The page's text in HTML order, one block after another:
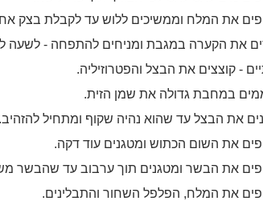
את המלח וממשיכים ללוש עד לקבלת בצק
את הקערה במגבת ומניחים להתפחה - לשעה
- קוצצים את הבצל והפטרוזיליה.
במחבת גדולה את שמן הזית.
את הבצל עד שהוא נהיה שקוף ומתחיל להזהיב.
את השום הכתוש ומטגנים עוד דקה.
את הבשר ומטגנים תוך ערבוב עד שהבשר
את המלח, הפלפל השחור והתבלינים.